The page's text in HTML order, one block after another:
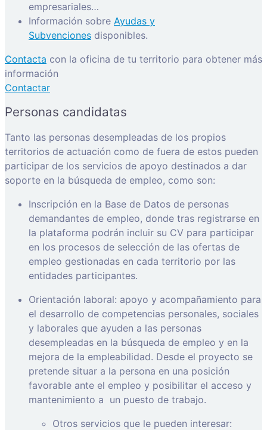
empresariales…
Información sobre Ayudas y
Subvenciones disponibles.
Contacta con la oficina de tu territorio para obtener más
información
Contactar
Personas candidatas
Tanto las personas desempleadas de los propios
territorios de actuación como de fuera de estos pueden
participar de los servicios de apoyo destinados a dar
soporte en la búsqueda de empleo, como son:
Inscripción en la Base de Datos de personas
demandantes de empleo, donde tras registrarse en
la plataforma podrán incluir su CV para participar
en los procesos de selección de las ofertas de
empleo gestionadas en cada territorio por las
entidades participantes.
Orientación laboral: apoyo y acompañamiento para
el desarrollo de competencias personales, sociales
y laborales que ayuden a las personas
desempleadas en la búsqueda de empleo y en la
mejora de la empleabilidad. Desde el proyecto se
pretende situar a la persona en una posición
favorable ante el empleo y posibilitar el acceso y
mantenimiento a un puesto de trabajo.
Otros servicios que le pueden interesar: